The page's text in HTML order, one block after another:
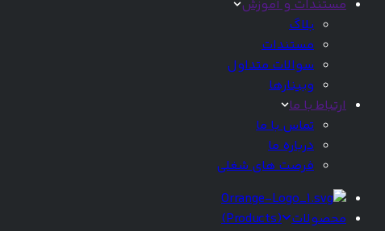
مستندات و آموزش
بلاگ
مستندات
سوالات متداول
وبینارها
ارتباط با ما
تماس با ما
درباره ما
فرصت های شغلی
محصولات (
Products
)